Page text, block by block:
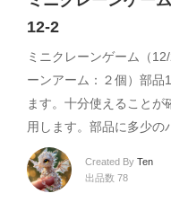
12-2
ミニクレーンゲーム（
ーンアーム：２個）部品
ます。十分使えることが
用します。部品に多少の
Created By Ten
出品数 78